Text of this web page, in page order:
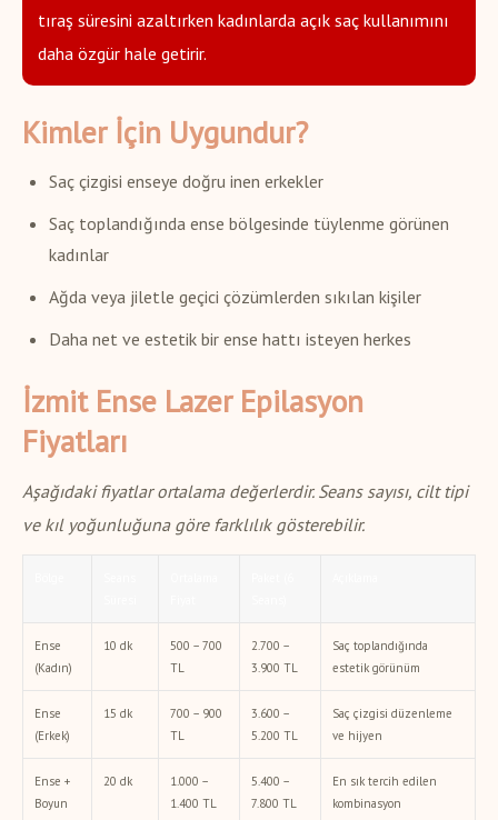
tıraş süresini azaltırken kadınlarda açık saç kullanımını
daha özgür hale getirir.
Kimler İçin Uygundur?
Saç çizgisi enseye doğru inen erkekler
Saç toplandığında ense bölgesinde tüylenme görünen
kadınlar
Ağda veya jiletle geçici çözümlerden sıkılan kişiler
Daha net ve estetik bir ense hattı isteyen herkes
İzmit Ense Lazer Epilasyon
Fiyatları
Aşağıdaki fiyatlar ortalama değerlerdir. Seans sayısı, cilt tipi
ve kıl yoğunluğuna göre farklılık gösterebilir.
Ense
(Kadın)
10 dk
500 – 700
TL
2.700 –
3.900 TL
Saç toplandığında
estetik görünüm
Ense
(Erkek)
15 dk
700 – 900
TL
3.600 –
5.200 TL
Saç çizgisi düzenleme
ve hijyen
Ense +
Boyun
20 dk
1.000 –
1.400 TL
5.400 –
7.800 TL
En sık tercih edilen
kombinasyon